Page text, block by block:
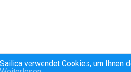
Sailica verwendet Cookies, um Ihnen